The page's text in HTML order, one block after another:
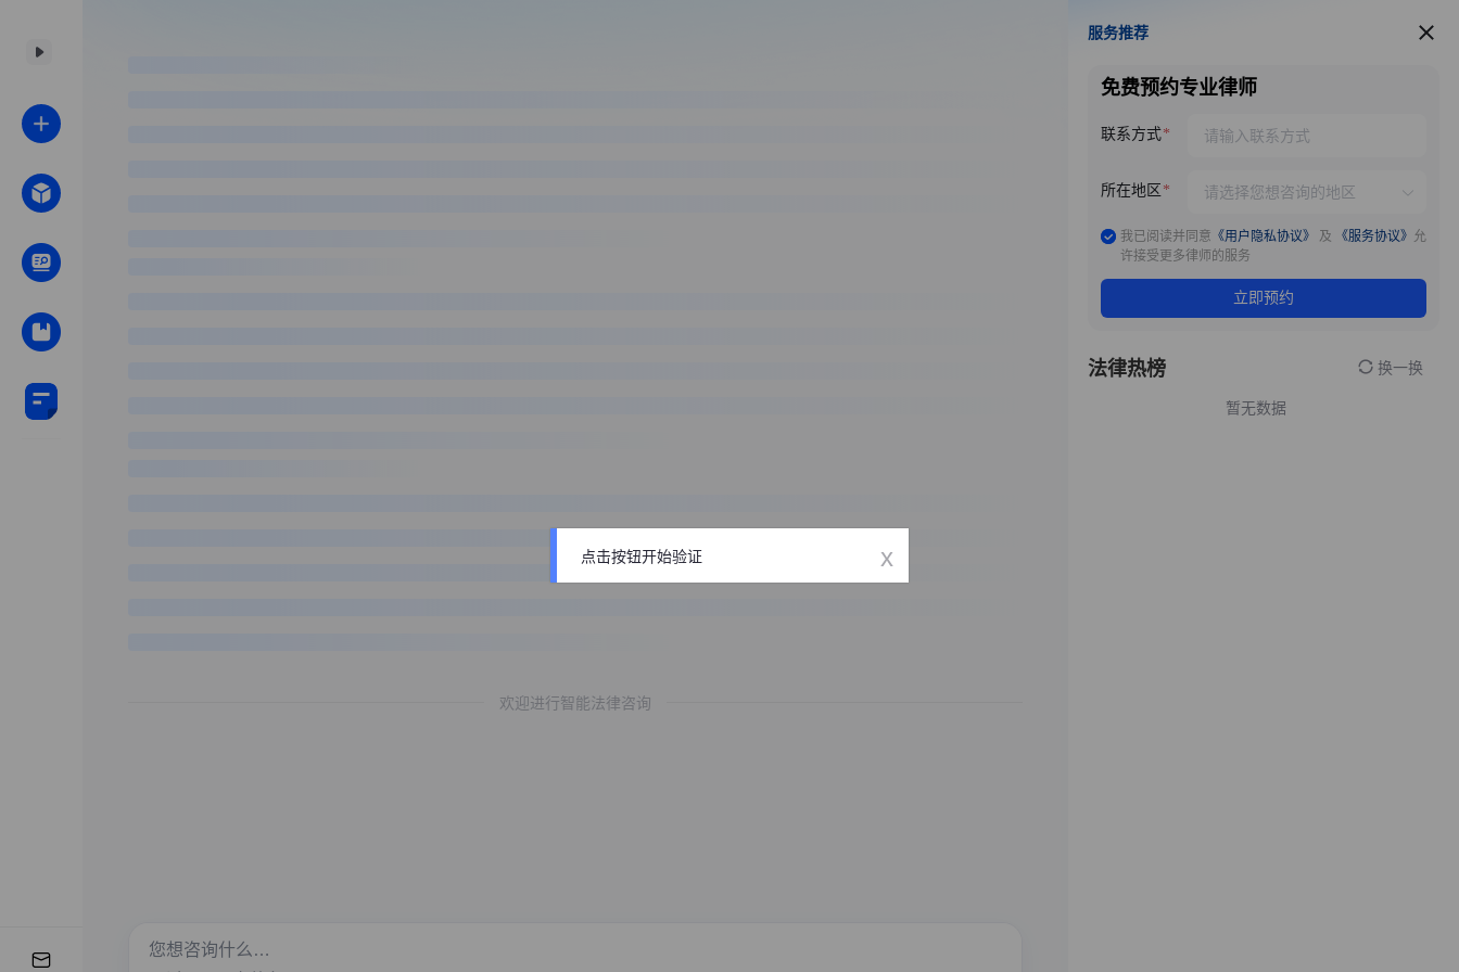
欢迎进行智能法律咨询
服务推荐
服务推荐
免费预约专业律师
联系方式
所在地区
我已阅读并同意 《用户隐私协议》 及 《服务协议》 允
许接受更多律师的服务
立即预约
法律热榜 换一换
暂无数据
点击按钮开始验证 x